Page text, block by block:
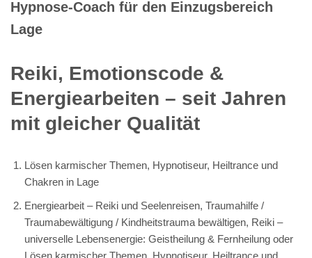
Hypnose-Coach für den Einzugsbereich
Lage
Reiki, Emotionscode &
Energiearbeiten – seit Jahren
mit gleicher Qualität
Lösen karmischer Themen, Hypnotiseur, Heiltrance und
Chakren in Lage
Energiearbeit – Reiki und Seelenreisen, Traumahilfe /
Traumabewältigung / Kindheitstrauma bewältigen, Reiki –
universelle Lebensenergie: Geistheilung & Fernheilung oder
Lösen karmischer Themen, Hypnotiseur, Heiltrance und